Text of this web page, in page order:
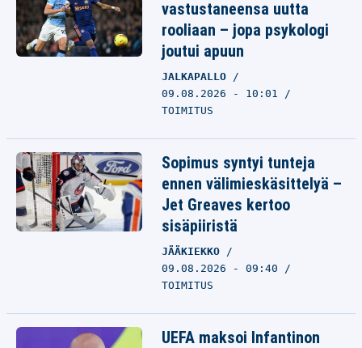
vastustaneensa uutta
rooliaan – jopa psykologi
joutui apuun
JALKAPALLO
09.08.2026 - 10:01
TOIMITUS
Sopimus syntyi tunteja
ennen välimieskäsittelyä –
Jet Greaves kertoo
sisäpiiristä
JÄÄKIEKKO
09.08.2026 - 09:40
TOIMITUS
UEFA maksoi Infantinon